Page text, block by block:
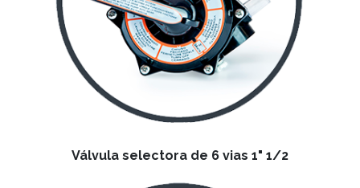
Válvula selectora de 6 vias 1" 1/2